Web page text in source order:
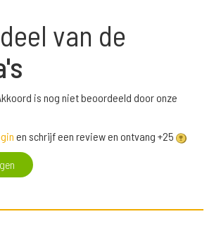
van de
is nog niet beoordeeld door onze
en schrijf een review en ontvang +25